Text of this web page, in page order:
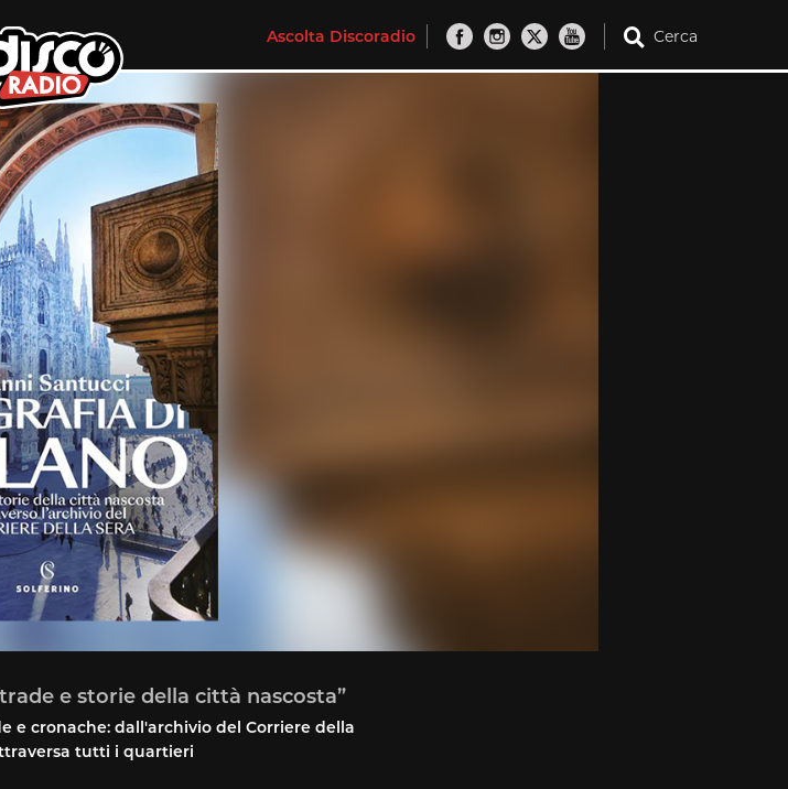
Ascolta Discoradio Cerca
e storie della città nascosta”
e cronache: dall'archivio del Corriere della
tutti i quartieri